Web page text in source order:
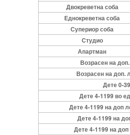
Двокреветна соба
Еднокреветна соба
Супериор соба
Студио
Апартман
Возрасен на
Возрасен на доп.
Дете 0-
Дете 4-1199 во
Дете 4-1199 на доп
Дете 4-1199 на
Дете 4-1199 на